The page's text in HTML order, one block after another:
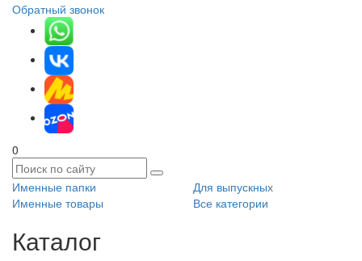
Обратный звонок
0
Именные папки
Для выпускных
Именные товары
Все категории
Каталог